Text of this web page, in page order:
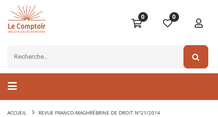
0 0
ACCUEIL REVUE FRANCO-MAGHRÉBRINE DE DROIT N°21/2014